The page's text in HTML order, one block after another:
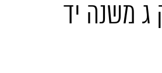
ג משנה יד